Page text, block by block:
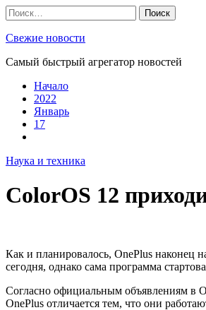
Skip
to
content
Найти:
Свежие новости
Самый быстрый агрегатор новостей
Начало
2022
Январь
17
Наука и техника
ColorOS 12
Как и планировалось, OnePlus наконец
сегодня, однако сама программа
Согласно официальным объявлениям в
OnePlus отличается тем, что они